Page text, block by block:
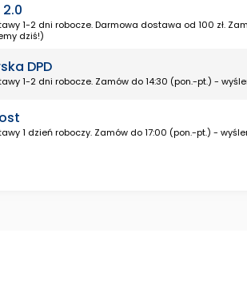
2.0
1-2 dni robocze. Darmowa dostawa od 100 zł.
dziś!)
DPD
1-2 dni robocze. Zamów do 14:30 (pon.-pt.) -
1 dzień roboczy. Zamów do 17:00 (pon.-pt.) -